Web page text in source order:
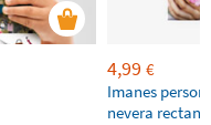
4,99 €
Imanes
nevera